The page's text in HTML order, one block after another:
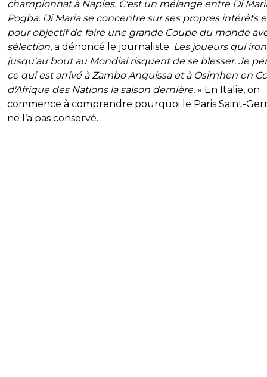
championnat à Naples. C'est un mélange entre Di
Pogba. Di Maria se concentre sur ses propres intérêts
pour objectif de faire une grande Coupe du monde
sélection, a dénoncé le journaliste. Les joueurs qui
jusqu'au bout au Mondial risquent de se blesser. Je
ce qui est arrivé à Zambo Anguissa et à Osimhen en
d'Afrique des Nations la saison dernière. » En Italie, on
commence à comprendre pourquoi le Paris Saint-
ne l’a pas conservé.